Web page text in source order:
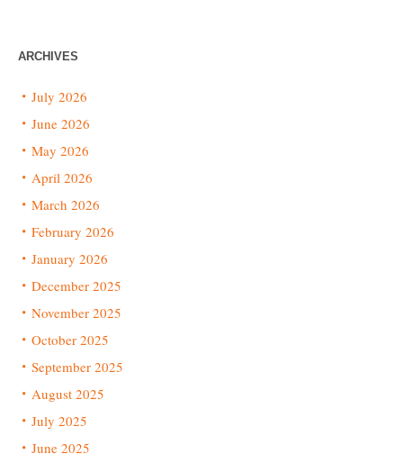
ARCHIVES
July 2026
June 2026
May 2026
April 2026
March 2026
February 2026
January 2026
December 2025
November 2025
October 2025
September 2025
August 2025
July 2025
June 2025